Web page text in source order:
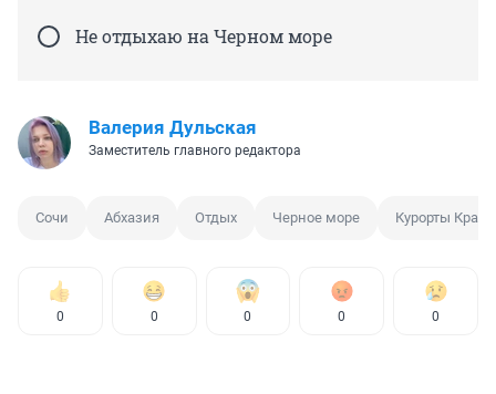
Не отдыхаю на Черном море
Валерия Дульская
Заместитель главного редактора
Сочи Абхазия Отдых Черное море Курорты
0 0 0 0 0